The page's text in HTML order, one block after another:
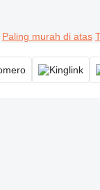
Paling murah di atas